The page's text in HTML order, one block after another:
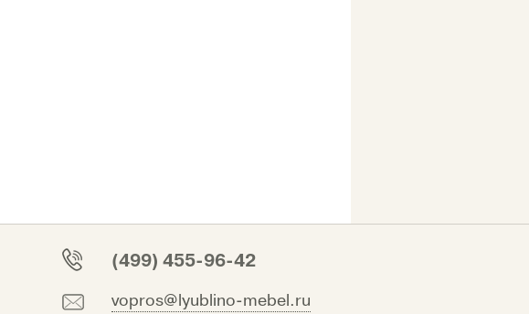
(499) 455-96-42
vopros@lyublino-mebel.ru